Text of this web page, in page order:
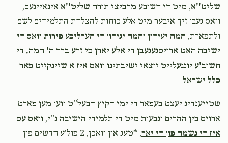
שכוח פארן מיך מקרב זיין שבת ביי די קידוש
Phone Donation
1 month ago $10.00
1 month ago $72.00
שליט''א, מיט די חשובע מרביצי תורה שליט''א אינאיינעם,
וואס געבן זיך איבער מיט אלע כוחות להצלחת התלמידים לשם
ולתפארת, המה יעידון והמה יגידון די הערליכע פירות וואס די
ישיבה האט ארויסגעגעבן די אלע יארן כי זרע ברך ה' המה, די
חשוב'ע יונגעלייט יוצאי ישיבתינו וואס איז א שיינקייט פאר
כלל ישראל
‎‎שטייענדיג יעצט בעפאר די ימי הקיץ הבעל''ט ווען מען פארט
ארויס בין ההרים וגבעות מיט די תלמידי הישיבה נ''י, וואס עס
איז די נשמה פון די יאר
, *טעג און וואכן, 2 פול'ע חדשים פון